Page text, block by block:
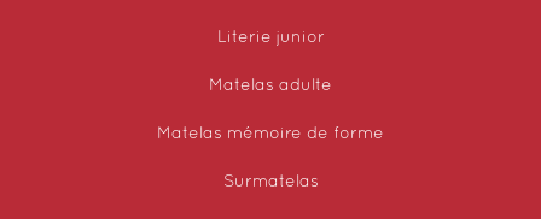
Literie junior
Matelas adulte
Matelas mémoire de forme
Surmatelas